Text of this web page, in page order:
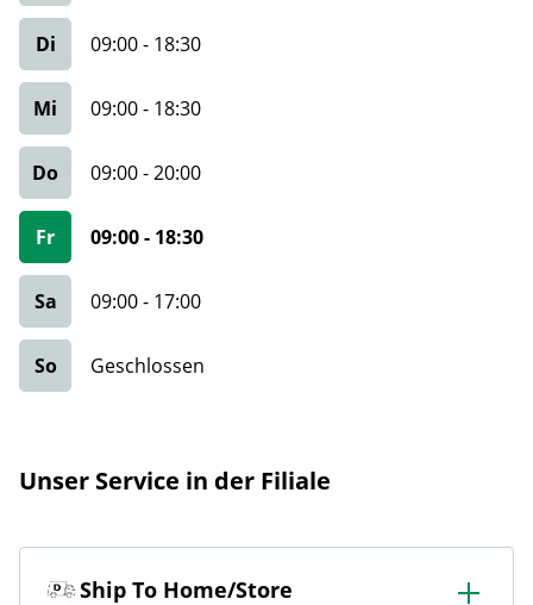
Di 09:00- 18:30
Mi 09:00- 18:30
Do 09:00-20:00
Fr 09:00- 18:30
Sa 09:00- 17:00
So Geschlossen
Unser Service in der Filiale
Ship To Home/Store